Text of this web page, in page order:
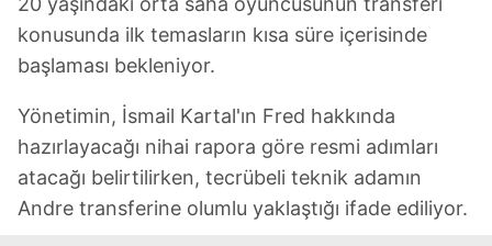
6698 sayılı Kişisel Verilerin Korunması Kanunu uyarınca
hazırlanmış Aydınlatma Metnimizi okumak ve sitemizde
ilgili mevzuata uygun olarak kullanılan çerezlerle ilgili bilgi
almak için lütfentıklayınız.
konusunda ilk temasların kısa süre içerisinde
başlaması bekleniyor.
Yönetimin, İsmail Kartal'ın Fred hakkında
hazırlayacağı nihai rapora göre resmi adımları
atacağı belirtilirken, tecrübeli teknik adamın
Andre transferine olumlu yaklaştığı ifade ediliyor.